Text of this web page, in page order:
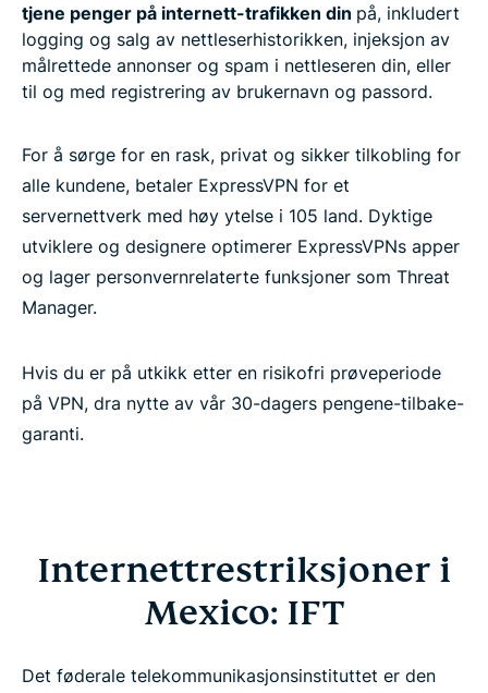
tjene penger på internett-trafikken din på, inkludert
logging og salg av nettleserhistorikken, injeksjon av
målrettede annonser og spam i nettleseren din, eller
til og med registrering av brukernavn og passord.
For å sørge for en rask, privat og sikker tilkobling for
alle kundene, betaler ExpressVPN for et
servernettverk med høy ytelse i 105 land. Dyktige
utviklere og designere optimerer ExpressVPNs apper
og lager personvernrelaterte funksjoner som Threat
Manager.
Hvis du er på utkikk etter en risikofri prøveperiode
på VPN, dra nytte av vår 30-dagers pengene-tilbake-
garanti.
Internettrestriksjoner i
Mexico: IFT
Det føderale telekommunikasjonsinstituttet er den